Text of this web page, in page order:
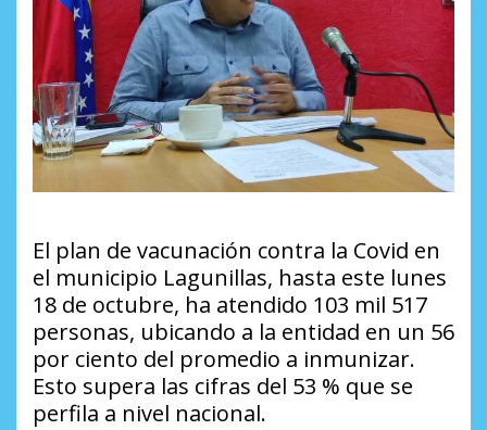
El plan de vacunación contra la Covid en
el municipio Lagunillas, hasta este lunes
18 de octubre, ha atendido 103 mil 517
personas, ubicando a la entidad en un 56
por ciento del promedio a inmunizar.
Esto supera las cifras del 53 % que se
perfila a nivel nacional.